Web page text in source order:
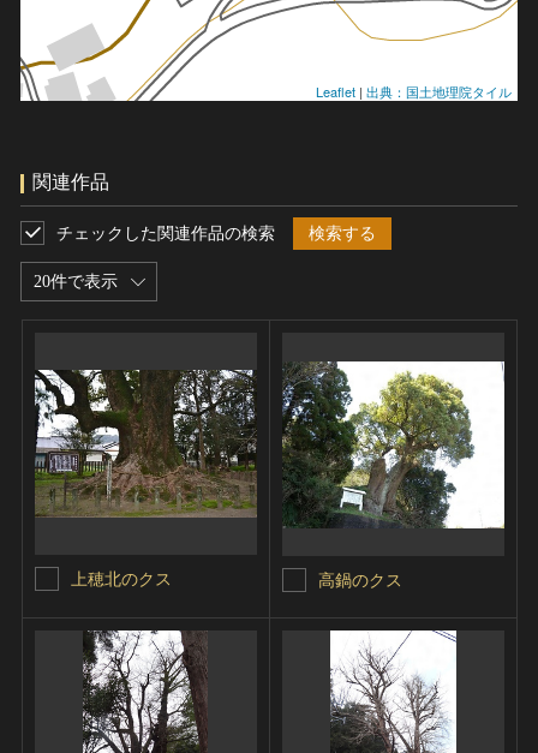
Leaflet | 出典：国土地理院タイル
関連作品
20件で表示
チェックした関連作品の検索 検索する
上穂北のクス 高鍋のクス